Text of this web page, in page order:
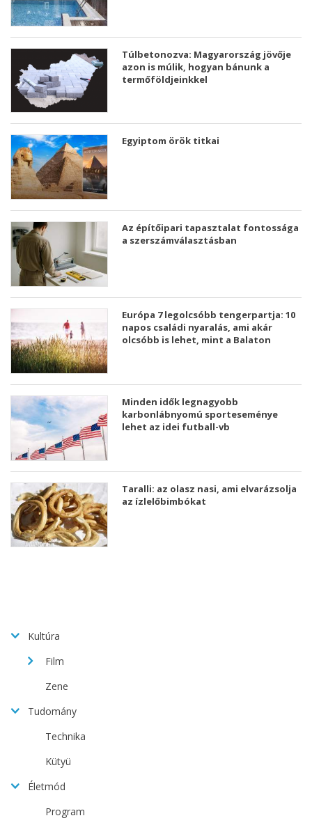
Túlbetonozva: Magyarország jövője
azon is múlik, hogyan bánunk a
termőföldjeinkkel
Egyiptom örök titkai
Az építőipari tapasztalat fontossága
a szerszámválasztásban
Európa 7 legolcsóbb tengerpartja: 10
napos családi nyaralás, ami akár
olcsóbb is lehet, mint a Balaton
Minden idők legnagyobb
karbonlábnyomú sporteseménye
lehet az idei futball-vb
Taralli: az olasz nasi, ami elvarázsolja
az ízlelőbimbókat
Kultúra
Film
Zene
Tudomány
Technika
Kütyü
Életmód
Program